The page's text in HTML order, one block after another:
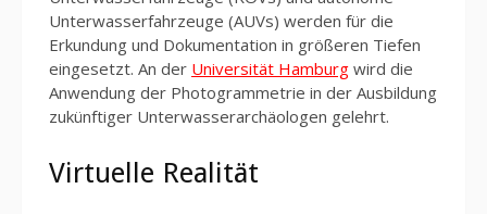
Unterwasserfahrzeuge (AUVs) werden für die
Erkundung und Dokumentation in größeren Tiefen
eingesetzt. An der Universität Hamburg wird die
Anwendung der Photogrammetrie in der Ausbildung
zukünftiger Unterwasserarchäologen gelehrt.
Virtuelle Realität